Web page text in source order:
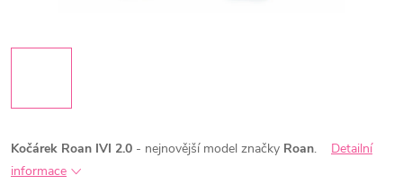
Kočárek Roan IVI 2.0 - nejnovější model značky Roan.
Detailní
informace